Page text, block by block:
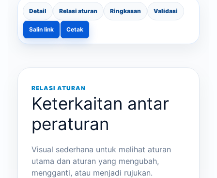
Detail Relasi aturan Ringkasan Validasi
Salin link Cetak
RELASI ATURAN
Keterkaitan antar
peraturan
Visual sederhana untuk melihat aturan
utama dan aturan yang mengubah,
mengganti, atau menjadi rujukan.